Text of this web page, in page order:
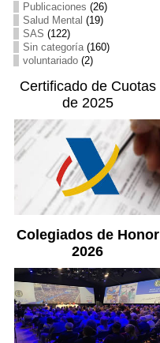
Publicaciones (26)
Salud Mental (19)
SAS (122)
Sin categoría(160)
voluntariado(2)
Certificado de Cuotas
de 2025
Colegiados de Honor
2026